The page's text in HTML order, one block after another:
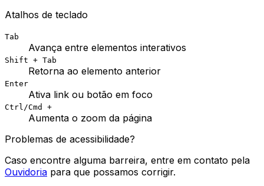
Atalhos de teclado
Tab
Avança entre elementos interativos
Shift + Tab
Retorna ao elemento anterior
Enter
Ativa link ou botão em foco
Ctrl/Cmd +
Aumenta o zoom da página
Problemas de acessibilidade?
Caso encontre alguma barreira, entre em contato pela
Ouvidoria para que possamos corrigir.